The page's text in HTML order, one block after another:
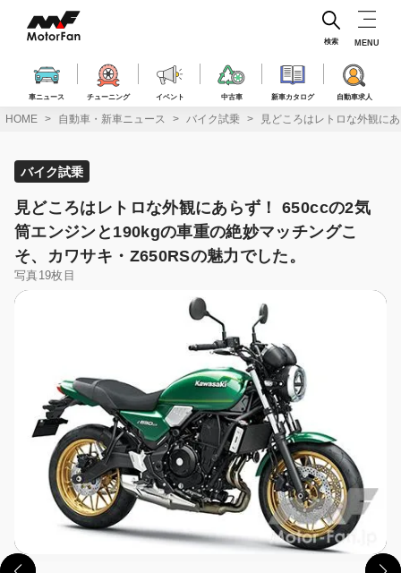
ス
車ニュース チューニング イベント 中古車 新車カタログ 自動車求人
検索 MENU
HOME 自動車・新車ニュース バイク試乗 見どころはレトロな外観に
バイク試乗
見どころはレトロな外観にあらず！ 650ccの2気
筒エンジンと190kgの車重の絶妙マッチングこ
そ、カワサキ・Z650RSの魅力でした。
写真19枚目